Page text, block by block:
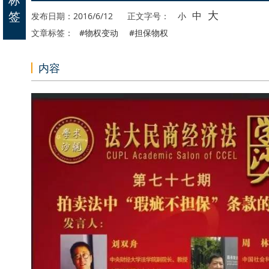
发布日期：2016/6/12 正文字号： 小 中 大
文章标签： #物权变动 #担保物权
内容
签